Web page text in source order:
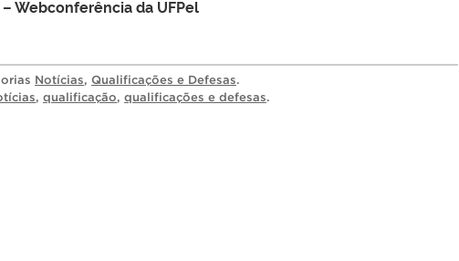
Webconferência da UFPel
Notícias, Qualificações e Defesas.
, qualificação, qualificações e defesas.